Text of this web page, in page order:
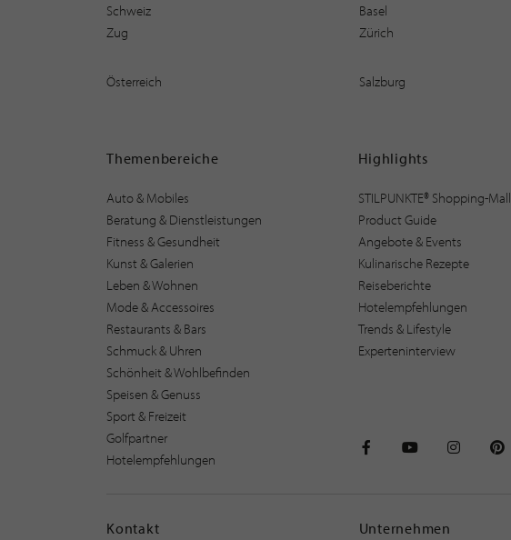
Schweiz Basel
Zug
Zürich
Österreich Salzburg
Themenbereiche
Auto & Mobiles
Beratung & Dienstleistungen
Fitness & Gesundheit
Kunst & Galerien
Leben & Wohnen
Mode & Accessoires
Restaurants & Bars
Schmuck & Uhren
Schönheit & Wohlbefinden
Speisen & Genuss
Sport & Freizeit
Golfpartner
Hotelempfehlungen
Highlights
STILPUNKTE® Shopping-Mall
Product Guide
Angebote & Events
Kulinarische Rezepte
Reiseberichte
Hotelempfehlungen
Trends & Lifestyle
Experteninterview
Kontakt Unternehmen